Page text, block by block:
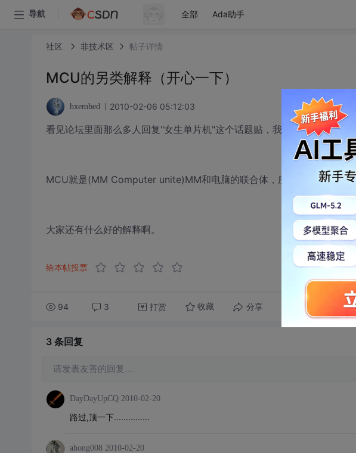
导航 全部 Ada助手
社区 非技术区 帖子详情
MCU的另类解释（开心一下）
hxembed 2010-02-06 05:12:03
看见论坛里面那么多人回复"女生单片机"这个话题贴，我突然想了一下什
MCU就是(MM Computer unite)MM和电脑的联合体，所以有那多男生喜
大家还有什么好的解释啊。
给本帖投票
94 3 打赏 收藏 分享 转发到动态
3 条回复
请发表友善的回复…
DayDayUpCQ 2010-02-20
路过,顶一下...............
ahong008 2010-02-20